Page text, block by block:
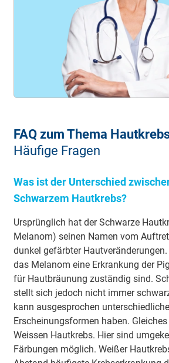
FAQ zum Thema
Häufige Fragen
Was ist der Unterschied
Schwarzem Hautkrebs?
Ursprünglich hat der Schwarze
Melanom) seinen Namen vom
dunkel gefärbter
das Melanom eine Erkrankung der
für Hautbräunung zuständig sind.
stellt sich jedoch nicht immer
kann ausgesprochen unterschiedliche
Erscheinungsformen haben.
Weissen Hautkrebs. Hier sind
Färbungen möglich. Weißer